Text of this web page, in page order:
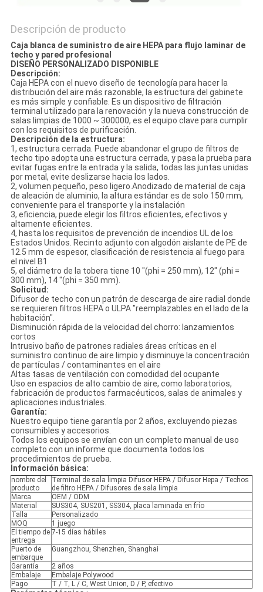
Descripción de producto
Caja blanca de suministro de aire HEPA para flujo laminar de
techo y pared profesional
DISEÑO PERSONALIZADO DISPONIBLE
Descripción:
Caja HEPA con el nuevo diseño de tecnología para hacer la
distribución del aire más razonable, la estructura del gabinete
es más simple y confiable. Es un dispositivo de filtración
terminal utilizado para la renovación y la nueva construcción de
salas limpias de 1000 ~ 300000, es el equipo clave para cumplir
con los requisitos de purificación.
Descripción de la estructura:
1, estructura cerrada. Puede abandonar el grupo de filtros de
techo tipo adopta una estructura cerrada, y pasa la prueba para
evitar fugas entre la entrada y la salida, todas las juntas unidas
por metal, evite deslizarse hacia los lados.
2, volumen pequeño, peso ligero.Anodizado de material de caja
de aleación de aluminio, la altura estándar es de solo 150 mm,
conveniente para el transporte y la instalación
3, eficiencia, puede elegir los filtros eficientes, efectivos y
altamente eficientes.
4, hasta los requisitos de prevención de incendios UL de los
Estados Unidos. Recinto adjunto con algodón aislante de PE de
12.5 mm de espesor, clasificación de resistencia al fuego para
el nivel B1
5, el diámetro de la tobera tiene 10 "(phi = 250 mm), 12" (phi =
300 mm), 14 "(phi = 350 mm).
Solicitud:
Difusor de techo con un patrón de descarga de aire radial donde
se requieren filtros HEPA o ULPA "reemplazables en el lado de la
habitación".
Disminución rápida de la velocidad del chorro: lanzamientos
cortos
Intrusivo baño de patrones radiales áreas críticas en el
suministro continuo de aire limpio y disminuye la concentración
de partículas / contaminantes en el aire
Altas tasas de ventilación con comodidad del ocupante
Uso en espacios de alto cambio de aire, como laboratorios,
fabricación de productos farmacéuticos, salas de animales y
aplicaciones industriales.
Garantía:
Nuestro equipo tiene garantía por 2 años, excluyendo piezas
consumibles y accesorios.
Todos los equipos se envían con un completo manual de uso
completo con un informe que documenta todos los
procedimientos de prueba.
Información básica:
nombre del
producto
Terminal de sala limpia Difusor HEPA / Difusor Hepa / Techos
de filtro HEPA / Difusores de sala limpia
Marca
OEM / ODM
Material
SUS304, SUS201, SS304, placa laminada en frío
Talla
Personalizado
MOQ
1 juego
El tiempo de
entrega
7-15 días hábiles
Puerto de
embarque
Guangzhou, Shenzhen, Shanghai
Garantía
2 años
Embalaje
Embalaje Polywood
Pago
T / T, L / C, West Union, D / P, efectivo